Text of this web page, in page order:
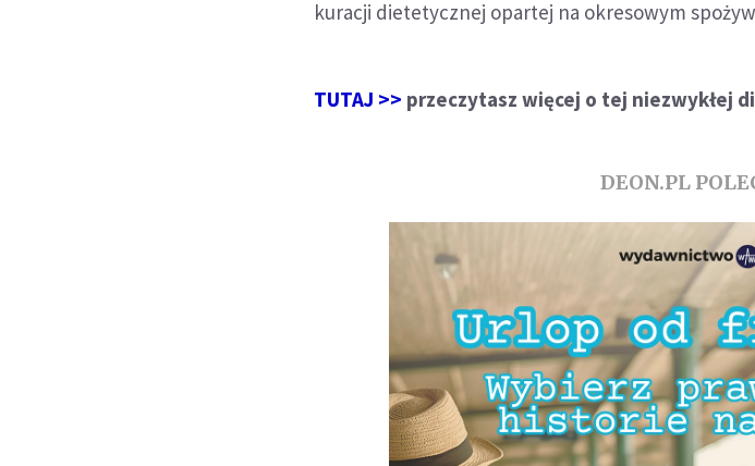
kuracji dietetycznej opartej na okresowym
TUTAJ >> przeczytasz więcej o tej niezwykłej
DEON.PL